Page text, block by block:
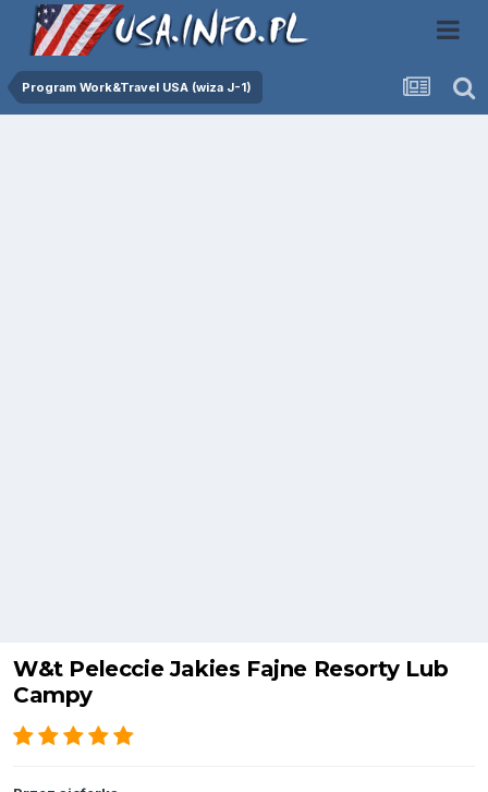
Program Work&Travel USA (wiza J-1)
W&t Peleccie Jakies Fajne Resorty Lub
Campy